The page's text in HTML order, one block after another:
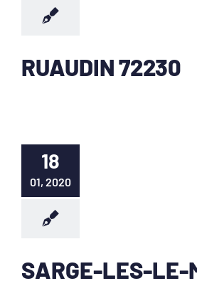
RUAUDIN 72230
18
01, 2020
SARGE-LES-LE-